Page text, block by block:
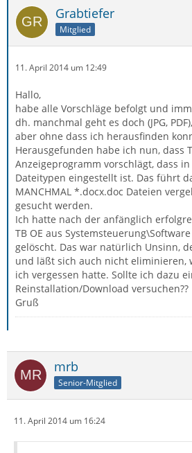
Grabtiefer
Mitglied
11. April 2014 um 12:49
Hallo,
habe alle Vorschläge befolgt und
dh. manchmal geht es doch (JPG, PDF),
aber ohne dass ich herausfinden
Herausgefunden habe ich nun, dass
Anzeigeprogramm vorschlägt, dass
Dateitypen eingestellt ist. Das führt
MANCHMAL *.docx.doc Dateien
gesucht werden.
Ich hatte nach der anfänglich
TB OE aus Systemsteuerung\Software
gelöscht. Das war natürlich Unsinn,
und läßt sich auch nicht eliminieren,
ich vergessen hatte. Sollte ich dazu
Reinstallation/Download versuchen??
Gruß
mrb
Senior-Mitglied
11. April 2014 um 16:24